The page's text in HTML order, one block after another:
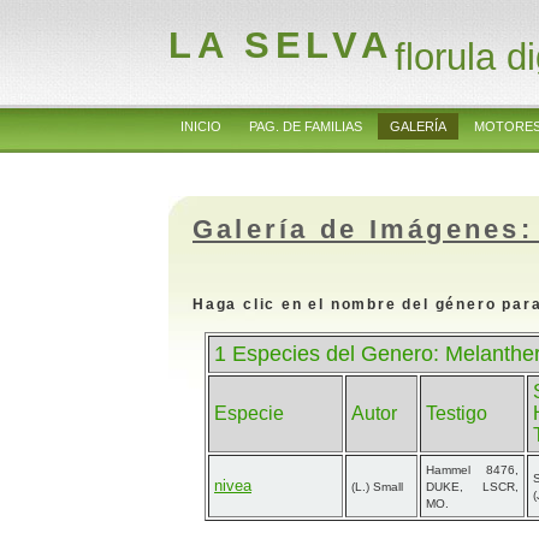
LA SELVAflorula
INICIO PAG. DE FAMILIAS GALERÍA
Galería de
Haga clic en el nombre del género
1 Especies del Genero:
Especie Autor Testigo
nivea (L.) Small
Hammel 8476,
DUKE, LSCR,
MO.